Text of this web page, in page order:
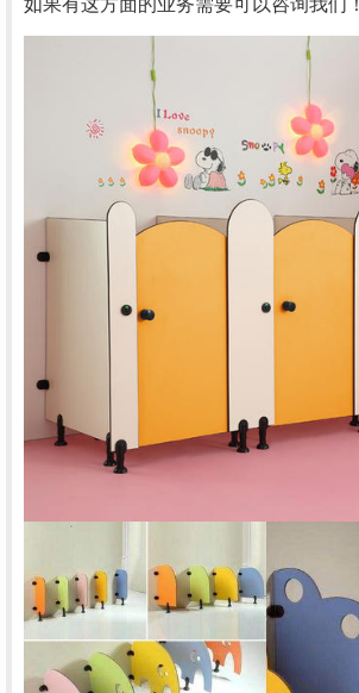
如果有这方面的业务需要可以咨询我们！